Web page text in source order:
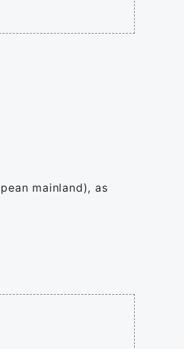
mainland), as